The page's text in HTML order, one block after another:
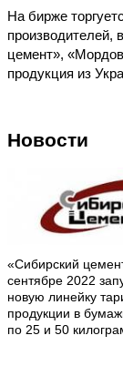
На бирже
производителей,
цемент»,
продукция из
Новости
«Сибирский
сентябре 2022
новую линейку
продукции в
по 25 и 50